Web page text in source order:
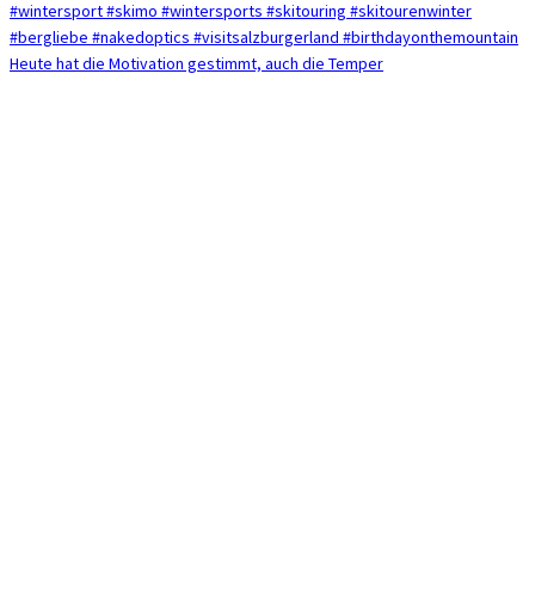
Heute hat die Motivation gestimmt, auch die Temper